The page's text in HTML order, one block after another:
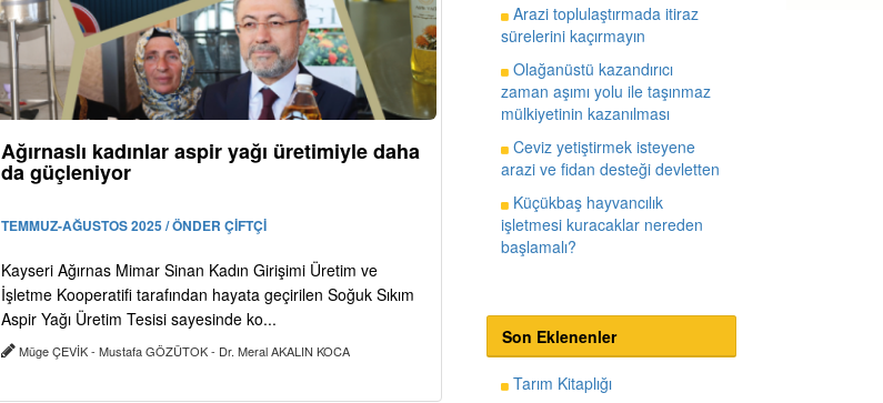
Ağırnaslı kadınlar aspir yağı üretimiyle daha
da güçleniyor
TEMMUZ-AĞUSTOS 2025 / ÖNDER ÇİFTÇİ
Kayseri Ağırnas Mimar Sinan Kadın Girişimi Üretim ve
İşletme Kooperatifi tarafından hayata geçirilen Soğuk Sıkım
Aspir Yağı Üretim Tesisi sayesinde ko...
Müge ÇEVİK - Mustafa GÖZÜTOK - Dr. Meral AKALIN KOCA
Arazi toplulaştırmada itiraz
sürelerini kaçırmayın
Olağanüstü kazandırıcı
zaman aşımı yolu ile taşınmaz
mülkiyetinin kazanılması
Ceviz yetiştirmek isteyene
arazi ve fidan desteği devletten
Küçükbaş hayvancılık
işletmesi kuracaklar nereden
başlamalı?
Son Eklenenler
Tarım Kitaplığı